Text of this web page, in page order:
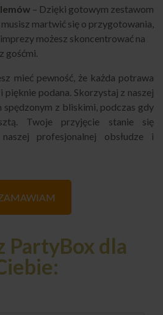
– Dzięki gotowym zestawom
martwić się o przygotowania,
możesz skoncentrować na
gośćmi.
mieć pewność, że każda potrawa
pięknie podana. Skorzystaj z naszej
spędzonym z bliskimi, podczas gdy
Twoje przyjęcie stanie się
profesjonalnej obsłudze i
PartyBox dla